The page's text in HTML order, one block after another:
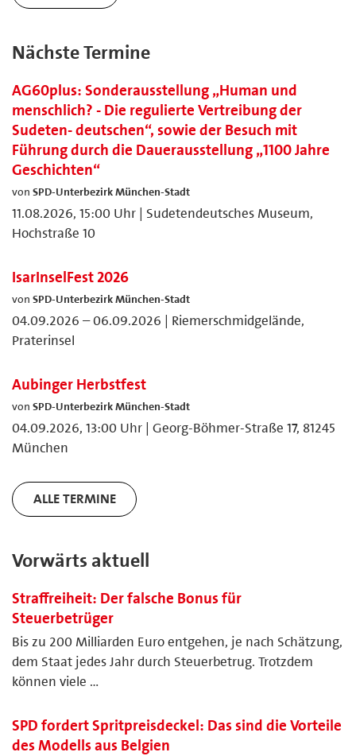
Nächste Termine
AG60plus: Sonderausstellung „Human und
menschlich? - Die regulierte Vertreibung der
Sudeten- deutschen“, sowie der Besuch mit
Führung durch die Dauerausstellung „1100 Jahre
Geschichten“
von SPD-Unterbezirk München-Stadt
11.08.2026, 15:00 Uhr | Sudetendeutsches Museum,
Hochstraße 10
IsarInselFest 2026
von SPD-Unterbezirk München-Stadt
04.09.2026 – 06.09.2026 | Riemerschmidgelände,
Praterinsel
Aubinger Herbstfest
von SPD-Unterbezirk München-Stadt
04.09.2026, 13:00 Uhr | Georg-Böhmer-Straße 17, 81245
München
ALLE TERMINE
Vorwärts aktuell
Straffreiheit: Der falsche Bonus für
Steuerbetrüger
Bis zu 200 Milliarden Euro entgehen, je nach Schätzung,
dem Staat jedes Jahr durch Steuerbetrug. Trotzdem
können viele …
SPD fordert Spritpreisdeckel: Das sind die Vorteile
des Modells aus Belgien